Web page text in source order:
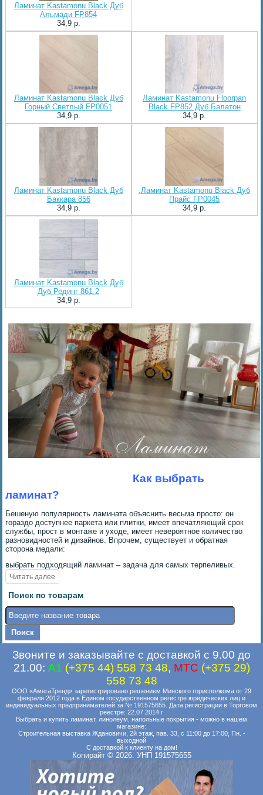
Ламинат Kastamonu Black Дуб
Альмади FP854
34,9 p.
Ламинат Kastamonu Black Дуб
Горный Светлый FP0051
34,9 p.
Ламинат Kastamonu Floorpan
Black FP852 Дуб Балатон
34,9 p.
Ламинат Kastamonu Black Дуб
Баккара 856
34,9 p.
.Ламинат Kastamonu Black Дуб
Прайс FP0045
34,9 p.
Ламинат Kastamonu Black Дуб
Дуб Рединг 861.2
34,9 p.
Как выбрать
ламинат?
Бешеную популярность ламината объяснить весьма просто: он
гораздо доступнее паркета или плитки, имеет впечатляющий срок
службы, прост в монтаже и уходе, имеет невероятное количество
разновидностей и дизайнов. Впрочем, существует и обратная
сторона медали:
выбрать подходящий ламинат – задача для самых терпеливых.
Поиск по товарам
Звоните и заказывайте с доставкой с 9.00 до
21.00: A1 (+375 44) 558 73 48, MTC (+375 29)
558 73 48
ООО «АмегаТренд» зарегистрировано решением Минского горисполкома от 29
февраля 2012 года в Едином государственном регистре юридических лиц и
индивидуальных предпринимателей за № 191575655. Дата регистрации в Торговом
реестре: 22.07.2014 г
Выбрать и купить ламинат, линолеум, напольные покрытия - можно в нашем
магазине:
Строительная выставка Ждановичи, 2й этаж, пав. 33, с 11:00 до 17:00, Пн. -
выходной
С доставкой к клиенту на дом!
Копирайт © 2026. УНП 191575655